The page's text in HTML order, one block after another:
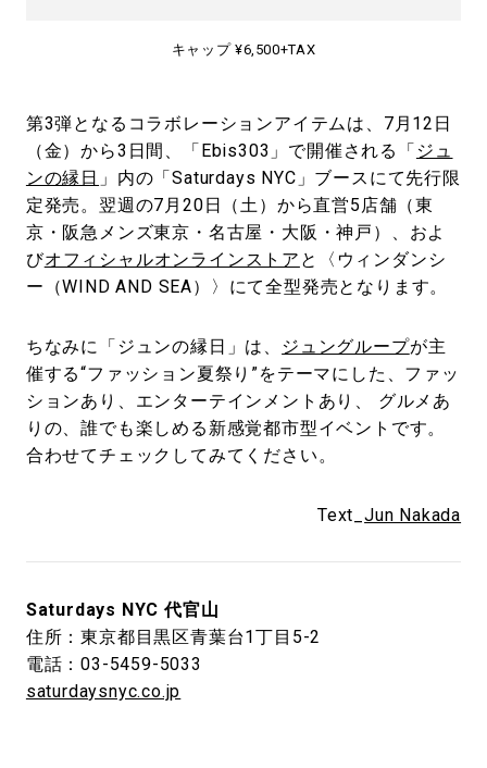
キャップ ¥6,500+TAX
第3弾となるコラボレーションアイテムは、7月12日
（金）から3日間、「Ebis303」で開催される「 ジュ
ンの縁日 」内の「Saturdays NYC」ブースにて先行限
定発売。翌週の7月20日（土）から直営5店舗（東
京・阪急メンズ東京・名古屋・大阪・神戸）、およ
びオフィシャルオンラインストア と〈ウィンダンシ
ー（WIND AND SEA）〉にて全型発売となります。
ちなみに「ジュンの縁日」は、 ジュングループが主
催する“ファッション夏祭り”をテーマにした、ファッ
ションあり、エンターテインメントあり、 グルメあ
りの、誰でも楽しめる新感覚都市型イベントです。
合わせてチェックしてみてください。
Text_Jun Nakada
Saturdays NYC 代官山
住所：東京都目黒区青葉台1丁目5-2
電話：03-5459-5033
saturdaysnyc.co.jp